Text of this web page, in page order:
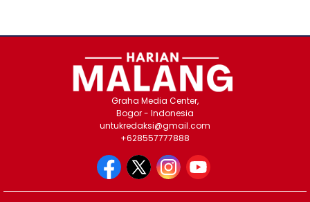
Graha Media Center,
Bogor - Indonesia
untukredaksi@gmail.com
+628557777888